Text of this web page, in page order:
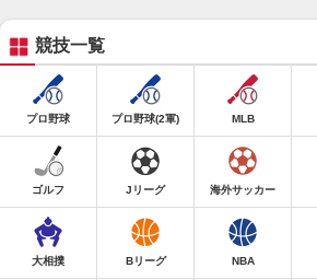
競技一覧
プロ野球 プロ野球(2軍) MLB
ゴルフ Jリーグ 海外サッカー
大相撲 Bリーグ NBA